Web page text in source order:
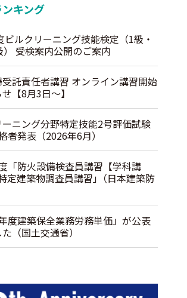
キング
ビルクリーニング技能検定（1級・
） 受検案内公開のご案内
託責任者講習 オンライン講習開始
【8月3日～】
ーニング分野特定技能2号評価試験
者発表（2026年6月）
「防火設備検査員講習【学科講
定建築物調査員講習｣（日本建築防
度建築保全業務労務単価」が公表
（国土交通省）